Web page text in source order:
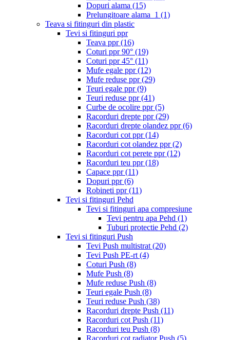
Dopuri alama (15)
Prelungitoare alama_1 (1)
Teava si fitinguri din plastic
Tevi si fitinguri ppr
Teava ppr(16)
Coturi ppr 90° (19)
Coturi ppr 45° (11)
Mufe egale ppr(12)
Mufe reduse ppr(29)
Teuri egale ppr(9)
Teuri reduse ppr(41)
Curbe de ocolire ppr(5)
Racorduri drepte ppr(29)
Racorduri drepte olandez ppr(6)
Racorduri cot ppr(14)
Racorduri cot olandez ppr(2)
Racorduri cot perete ppr(12)
Racorduri teu ppr(18)
Capace ppr(11)
Dopuri ppr(6)
Robineti ppr(11)
Tevi si fitinguri Pehd
Tevi si fitinguri apa compresiune
Tevi pentru apa Pehd (1)
Tuburi protectie Pehd (2)
Tevi si fitinguri Push
Tevi Push multistrat (20)
Tevi Push PE-rt (4)
Coturi Push (8)
Mufe Push (8)
Mufe reduse Push (8)
Teuri egale Push (8)
Teuri reduse Push (38)
Racorduri drepte Push (11)
Racorduri cot Push (11)
Racorduri teu Push (8)
Racorduri cot radiator Push (5)